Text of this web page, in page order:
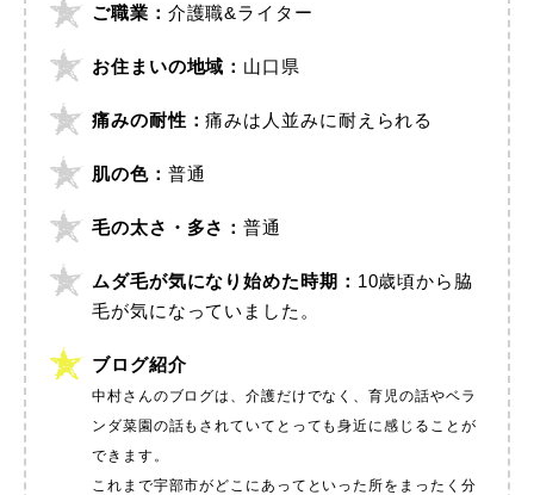
ご職業： 介護職&ライター
お住まいの地域： 山口県
痛みの耐性：痛みは人並みに耐えられる
肌の色： 普通
毛の太さ・多さ：普通
ムダ毛が気になり始めた時期： 10歳頃から脇
毛が気になっていました。
ブログ紹介
中村さんのブログは、介護だけでなく、育児の話やベラ
ンダ菜園の話もされていてとっても身近に感じることが
できます。
これまで宇部市がどこにあってといった所をまったく分